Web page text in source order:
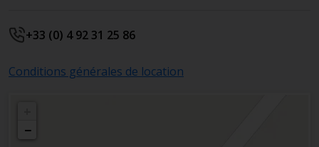
+33 (0) 4 92 31 25 86
Conditions générales de location
−